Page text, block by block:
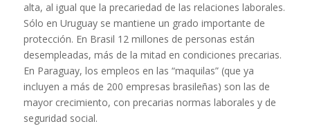
alta, al igual que la precariedad de las relaciones laborales.
Sólo en Uruguay se mantiene un grado importante de
protección. En Brasil 12 millones de personas están
desempleadas, más de la mitad en condiciones precarias.
En Paraguay, los empleos en las “maquilas” (que ya
incluyen a más de 200 empresas brasileñas) son las de
mayor crecimiento, con precarias normas laborales y de
seguridad social.